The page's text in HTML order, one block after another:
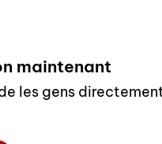
maintenant
les gens